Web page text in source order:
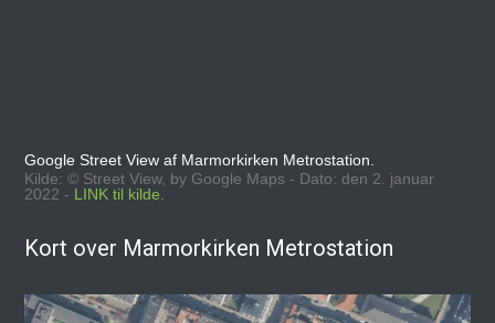
Google Street View af Marmorkirken Metrostation.
Kilde: © Street View, by Google Maps - Dato: den 2. januar
2022 - LINK til kilde.
Kort over Marmorkirken Metrostation